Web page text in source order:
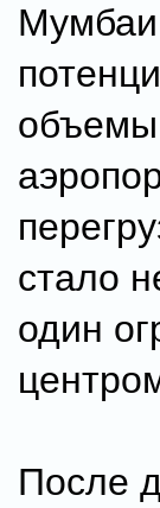
объемы
стало
один
После